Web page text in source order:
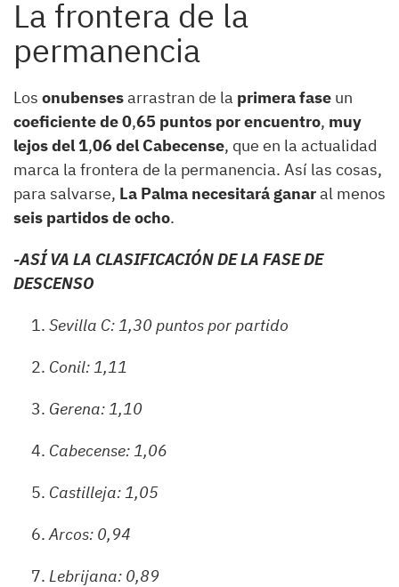
La frontera de la
permanencia
Los onubensesarrastran de la primera fase un
coeficiente de 0,65 puntos por encuentro, muy
lejos del 1,06 del Cabecense, que en la actualidad
marca la frontera de la permanencia. Así las cosas,
para salvarse, La Palma necesitará ganaral menos
seis partidosde ocho.
-ASÍ VA LA CLASIFICACIÓN DE LA FASE DE
DESCENSO
Sevilla C: 1,30 puntos por partido
Conil: 1,11
Gerena: 1,10
Cabecense: 1,06
Castilleja: 1,05
Arcos: 0,94
Lebrijana: 0,89